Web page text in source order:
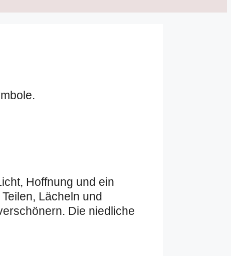
Hoffnung und ein
Lächeln und
Die niedliche